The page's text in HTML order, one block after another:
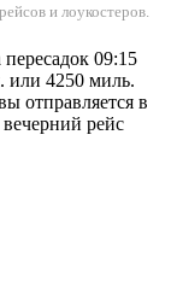
и лоукостеров.
09:15
или 4250 миль.
отправляется в
рейс